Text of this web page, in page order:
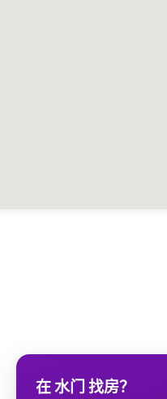
在 水门 找房？